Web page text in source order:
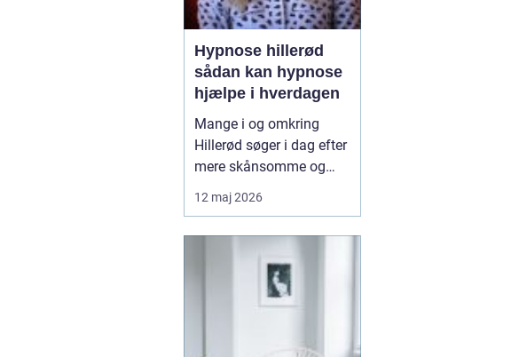
Hypnose hillerød
sådan kan hypnose
hjælpe i hverdagen
Mange i og omkring
Hillerød søger i dag efter
mere skånsomme og
målrettede måder at få
det bedre på. Her skiller
kombinerer ro, fokus og
dyb mental foran...
12 maj 2026